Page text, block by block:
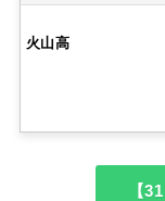
火山高
【